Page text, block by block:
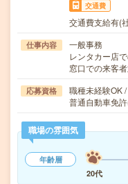
交通費
交通費支給有(
仕事内容
一般事務
レンタカー店
窓口での来客
応募資格
職種未経験OK
普通自動車免
職場の雰囲気
年齢層
20代